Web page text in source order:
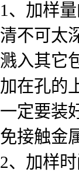
1、加样
清不可太
溅入其它
加在孔的
一定要装
免接触金
2、加样